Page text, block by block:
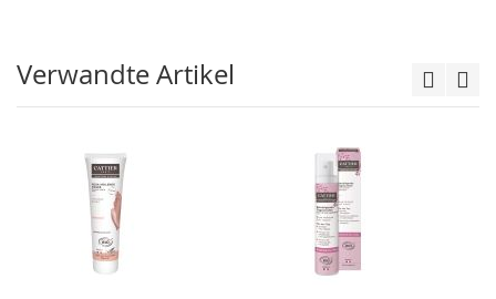
Verwandte Artikel